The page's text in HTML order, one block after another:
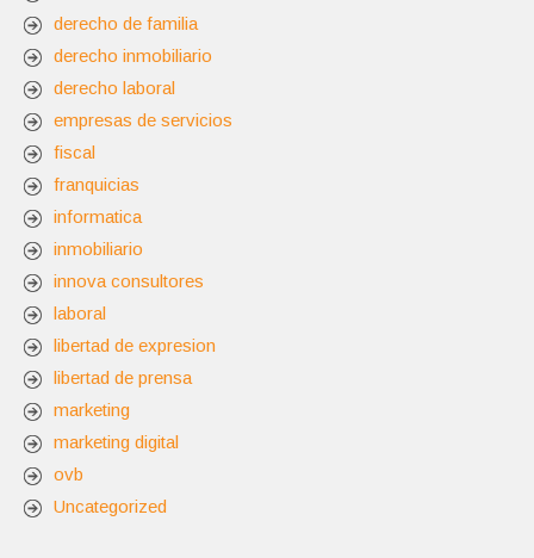
derecho de familia
derecho inmobiliario
derecho laboral
empresas de servicios
fiscal
franquicias
informatica
inmobiliario
innova consultores
laboral
libertad de expresion
libertad de prensa
marketing
marketing digital
ovb
Uncategorized